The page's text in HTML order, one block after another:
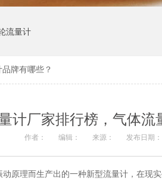
流量计
牌有哪些？
计厂家排行榜，气体流
作者： 编辑： 来源： 发布日期
原理而生产出的一种新型流量计，在现